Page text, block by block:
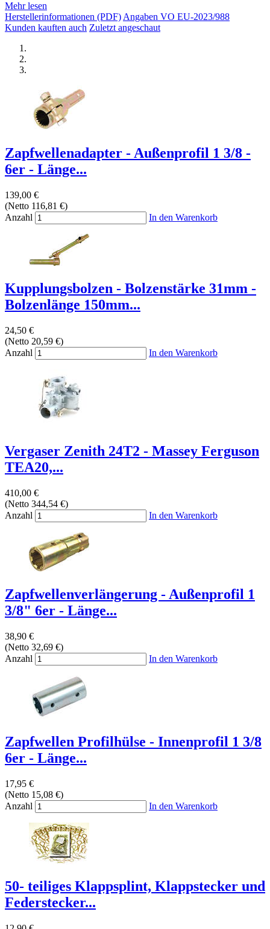
Mehr lesen
Herstellerinformationen (PDF)Angaben VO EU-2023/988
Kunden kauften auch Zuletzt angeschaut
Zapfwellenadapter - Außenprofil 1 3/8 -
6er - Länge...
139,00 €
(Netto 116,81 €)
Anzahl
In den Warenkorb
Kupplungsbolzen - Bolzenstärke 31mm -
Bolzenlänge 150mm...
24,50 €
(Netto 20,59 €)
Anzahl
In den Warenkorb
Vergaser Zenith 24T2 - Massey Ferguson
TEA20,...
410,00 €
(Netto 344,54 €)
Anzahl
In den Warenkorb
Zapfwellenverlängerung - Außenprofil 1
3/8" 6er - Länge...
38,90 €
(Netto 32,69 €)
Anzahl
In den Warenkorb
Zapfwellen Profilhülse - Innenprofil 1 3/8
6er - Länge...
17,95 €
(Netto 15,08 €)
Anzahl
In den Warenkorb
50- teiliges Klappsplint, Klappstecker und
Federstecker...